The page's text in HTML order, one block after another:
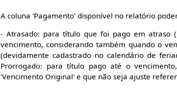
A coluna 'Pagamento' disponível no relatório
- Atrasado: para título que foi pago em atraso
vencimento, considerando também quando o
(devidamente cadastrado no calendário de
Prorrogado: para título pago até o
'Vencimento Original' e que não seja ajuste